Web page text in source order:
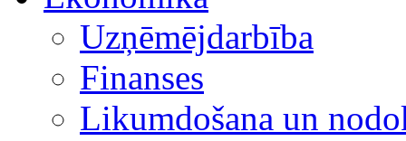
Uzņēmējdarbība
Finanses
Likumdošana un